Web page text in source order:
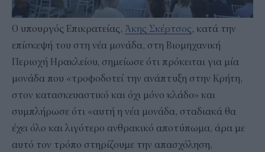
Ο υπουργός Επικρατείας, Άκης Σκέρτσος, κατά την
επίσκεψή του στη νέα μονάδα, στη Βιομηχανική
Περιοχή Ηρακλείου, σημείωσε ότι πρόκειται για μία
μονάδα που «τροφοδοτεί την ανάπτυξη στην Κρήτη,
στον κατασκευαστικό και όχι μόνο κλάδο» και
συμπλήρωσε ότι «αυτή η νέα μονάδα, σταδιακά θα
έχει όλο και λιγότερο ανθρακικό αποτύπωμα, άρα με
αυτό τον τρόπο στηρίζουμε την απασχόληση,